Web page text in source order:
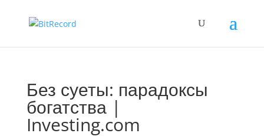
Без суеты: парадоксы
богатства |
Investing.com